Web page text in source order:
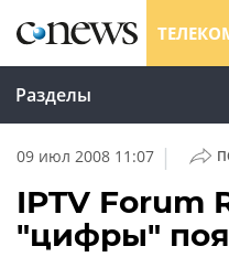
Разделы
09 июл 2008 11:07 |
IPTV Forum
"цифры"